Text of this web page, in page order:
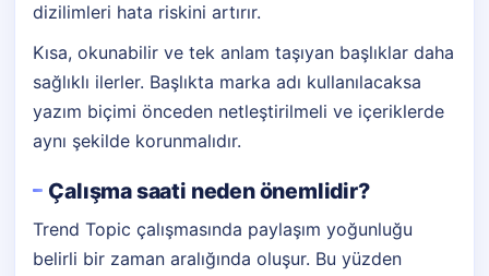
dizilimleri hata riskini artırır.
Kısa, okunabilir ve tek anlam taşıyan başlıklar daha
sağlıklı ilerler. Başlıkta marka adı kullanılacaksa
yazım biçimi önceden netleştirilmeli ve içeriklerde
aynı şekilde korunmalıdır.
Çalışma saati neden önemlidir?
Trend Topic çalışmasında paylaşım yoğunluğu
belirli bir zaman aralığında oluşur. Bu yüzden